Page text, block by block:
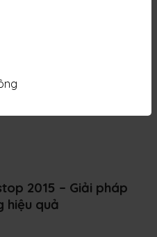
2015 – Giải pháp
hiệu quả